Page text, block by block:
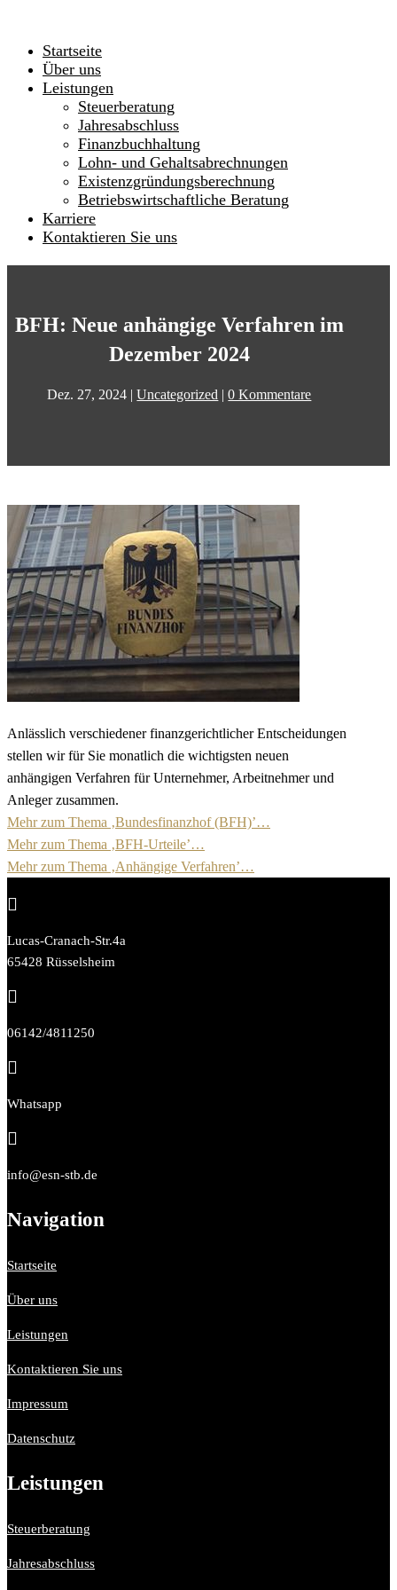
Startseite
Über uns
Leistungen
Steuerberatung
Jahresabschluss
Finanzbuchhaltung
Lohn- und Gehaltsabrechnungen
Existenzgründungsberechnung
Betriebswirtschaftliche Beratung
Karriere
Kontaktieren Sie uns
BFH: Neue anhängige Verfahren im
Dezember 2024
Dez. 27, 2024 |Uncategorized |0 Kommentare
Anlässlich verschiedener finanzgerichtlicher Entscheidungen
stellen wir für Sie monatlich die wichtigsten neuen
anhängigen Verfahren für Unternehmer, Arbeitnehmer und
Anleger zusammen.
Mehr zum Thema ‚Bundesfinanzhof (BFH)’…
Mehr zum Thema ‚BFH-Urteile’…
Mehr zum Thema ‚Anhängige Verfahren’…

Lucas-Cranach-Str.4a
65428 Rüsselsheim

06142/4811250

Whatsapp

info@esn-stb.de
Navigation
Startseite
Über uns
Leistungen
Kontaktieren Sie uns
Impressum
Datenschutz
Leistungen
Steuerberatung
Jahresabschluss